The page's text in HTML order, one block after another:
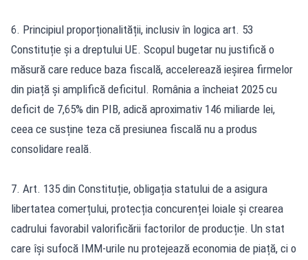
6. Principiul proporționalității, inclusiv în logica art. 53
Constituție și a dreptului UE. Scopul bugetar nu justifică o
măsură care reduce baza fiscală, accelerează ieșirea firmelor
din piață și amplifică deficitul. România a încheiat 2025 cu
deficit de 7,65% din PIB, adică aproximativ 146 miliarde lei,
ceea ce susține teza că presiunea fiscală nu a produs
consolidare reală.
7. Art. 135 din Constituție, obligația statului de a asigura
libertatea comerțului, protecția concurenței loiale și crearea
cadrului favorabil valorificării factorilor de producție. Un stat
care își sufocă IMM-urile nu protejează economia de piață, ci o